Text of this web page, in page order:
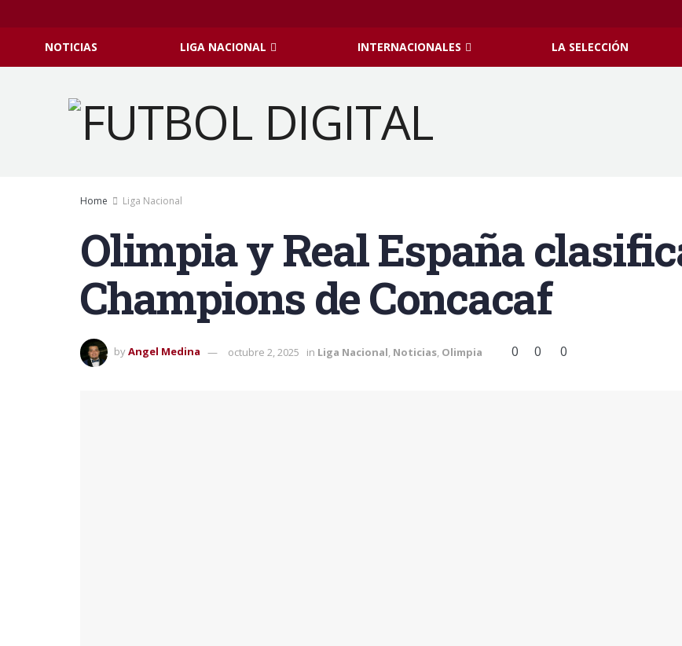
NOTICIAS LIGA NACIONAL INTERNACIONALES LA SELECCIÓN
Home Liga Nacional
Olimpia y Real España
Champions de Concacaf
byAngel Medina octubre 2, 2025 in Liga Nacional Noticias Olimpia 0 0 0